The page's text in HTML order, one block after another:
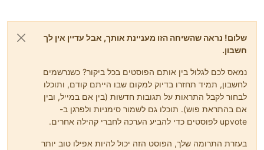
שלום! נראה שהשיחה הזו מעניינת אותך, אבל עדיין אין לך
חשבון.
נמאס לכם לגלול בין אותם הפוסטים בכל ביקור? כשנרשמים
לחשבון, תמיד תחזרו בדיוק למקום שבו הייתם קודם, ותוכלו
לבחור לקבל התראות על תגובות חדשות (בין אם במייל, ובין
אם בהתראת פוש). תוכלו גם לשמור סימניות ולפרגן ב-
upvote לפוסטים כדי להביע הערכה לחברי קהילה אחרים.
בעזרת התרומה שלך, הפוסט הזה יכול להיות אפילו טוב יותר